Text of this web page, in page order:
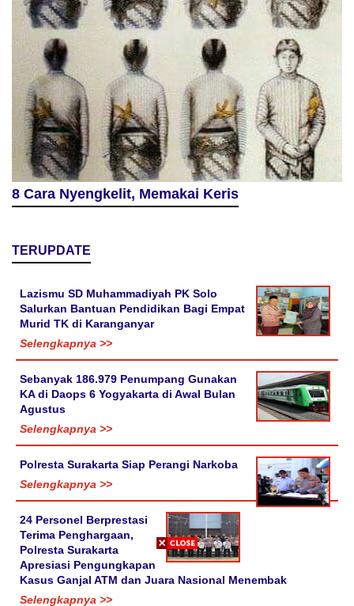
8 Cara Nyengkelit, Memakai Keris
TERUPDATE
Lazismu SD Muhammadiyah PK Solo
Salurkan Bantuan Pendidikan Bagi Empat
Murid TK di Karanganyar
Selengkapnya >>
Sebanyak 186.979 Penumpang Gunakan
KA di Daops 6 Yogyakarta di Awal Bulan
Agustus
Selengkapnya >>
Polresta Surakarta Siap Perangi Narkoba
Selengkapnya >>
24 Personel Berprestasi
Terima Penghargaan,
Polresta Surakarta
Apresiasi Pengungkapan
Kasus Ganjal ATM dan Juara Nasional Menembak
Selengkapnya >>